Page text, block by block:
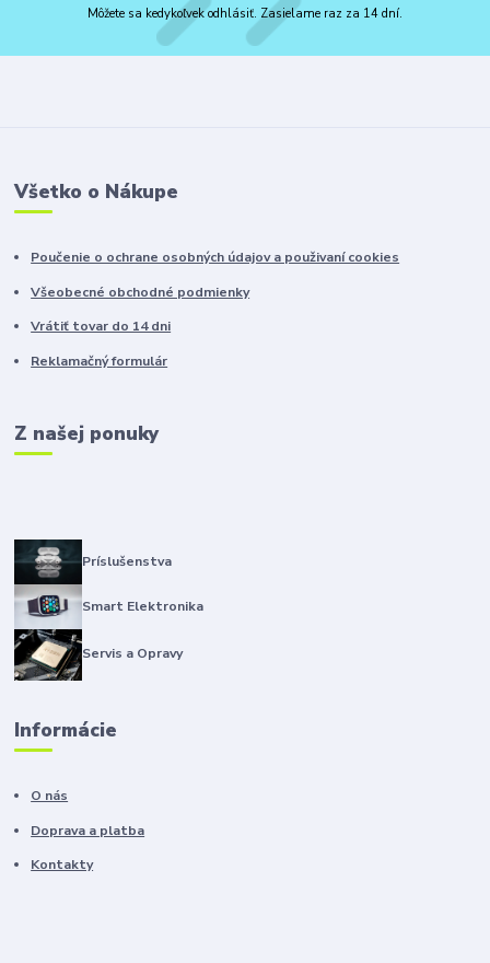
Môžete sa kedykoľvek odhlásiť. Zasielame raz za 14 dní.
Všetko o Nákupe
Poučenie o ochrane osobných údajov a použivaní cookies
Všeobecné obchodné podmienky
Vrátiť tovar do 14 dni
Reklamačný formulár
Z našej ponuky
Príslušenstva
Smart Elektronika
Servis a Opravy
Informácie
O nás
Doprava a platba
Kontakty